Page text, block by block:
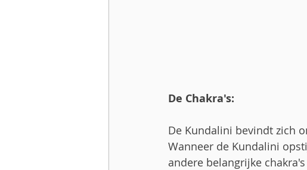
De Chakra's:
De Kundalini bevindt zich
Wanneer de Kundalini
andere belangrijke